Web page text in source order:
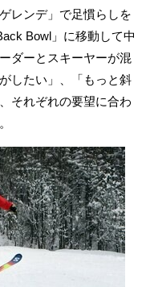
レンデ」で足慣らしを
Bowl」に移動して中
ダーとスキーヤーが混
したい」、「もっと斜
それぞれの要望に合わ